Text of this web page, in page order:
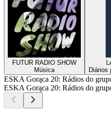
FUTUR RADIO SHOW
Música
Diários
ESKA Gorąca 20: Rádios do
ESKA Gorąca 20: Rádios do